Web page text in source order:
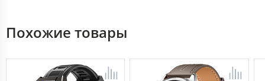
Похожие товары